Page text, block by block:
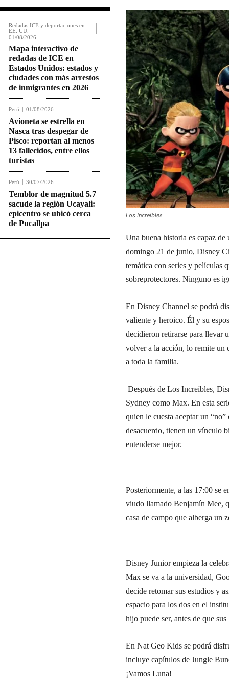
Redadas ICE y deportaciones en
EE. UU.
01/08/2026
Mapa interactivo de
redadas de ICE en
Estados Unidos: estados y
ciudades con más arrestos
de inmigrantes en 2026
Perú 01/08/2026
Avioneta se estrella en
Nasca tras despegar de
Pisco: reportan al menos
13 fallecidos, entre ellos
turistas
Perú 30/07/2026
Temblor de magnitud 5.7
sacude la región Ucayali:
epicentro se ubicó cerca
de Pucallpa
Los Increíbles
Una buena historia es capaz
domingo 21 de junio, Disney
temática con series y películas
sobreprotectores. Ninguno es
En Disney Channel se podrá
valiente y heroico. Él y su
decidieron retirarse para llevar
volver a la acción, lo remite un
a toda la familia.
Después de Los Increíbles,
Sydney como Max. En esta
quien le cuesta aceptar un
desacuerdo, tienen un vínculo
entenderse mejor.
Posteriormente, a las 17:00 se
viudo llamado Benjamín Mee,
casa de campo que alberga un
Disney Junior empieza la
Max se va a la universidad,
decide retomar sus estudios y
espacio para los dos en el
hijo puede ser, antes de que
En Nat Geo Kids se podrá
incluye capítulos de Jungle
¡Vamos Luna!